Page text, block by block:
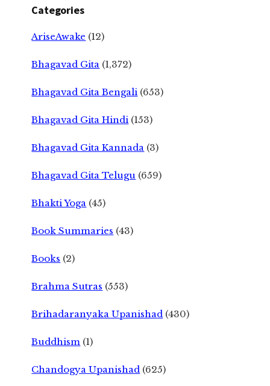
Categories
AriseAwake (12)
Bhagavad Gita (1,372)
Bhagavad Gita Bengali (653)
Bhagavad Gita Hindi (153)
Bhagavad Gita Kannada (3)
Bhagavad Gita Telugu (659)
Bhakti Yoga (45)
Book Summaries (43)
Books (2)
Brahma Sutras (553)
Brihadaranyaka Upanishad (430)
Buddhism (1)
Chandogya Upanishad (625)